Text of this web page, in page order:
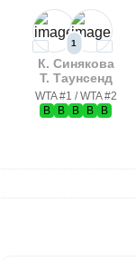
1
К. Синякова
Т. Таунсенд
WTA #1 / WTA #2
В
В В В В